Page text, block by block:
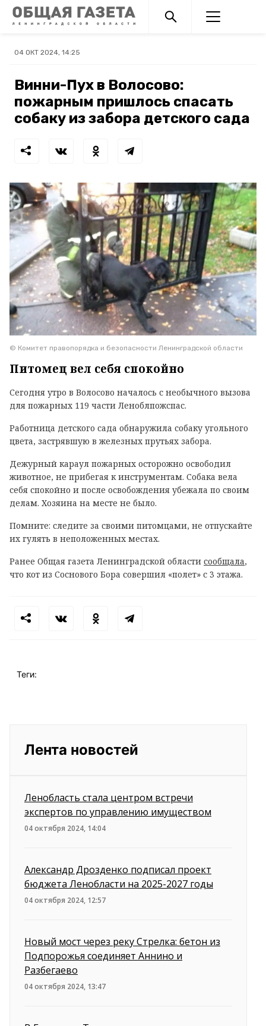
04 ОКТ 2024, 14:25
Винни-Пух в Волосово:
пожарным пришлось спасать
собаку из забора детского сада
© Комитет правопорядка и безопасности Ленинградской области
Питомец вел себя спокойно
Сегодня утро в Волосово началось с необычного вызова
для пожарных 119 части Леноблпожспас.
Работница детского сада обнаружила собаку угольного
цвета, застрявшую в железных прутьях забора.
Дежурный караул пожарных осторожно освободил
животное, не прибегая к инструментам. Собака вела
себя спокойно и после освобождения убежала по своим
делам. Хозяина на месте не было.
Помните: следите за своими питомцами, не отпускайте
их гулять в неположенных местах.
Ранее Общая газета Ленинградской области сообщала,
что кот из Соснового Бора совершил «полет» с 3 этажа.
Теги:
Лента новостей
Ленобласть стала центром встречи
экспертов по управлению имуществом
04 октября 2024, 14:04
Александр Дрозденко подписал проект
бюджета Ленобласти на 2025-2027 годы
04 октября 2024, 12:57
Новый мост через реку Стрелка: бетон из
Подпорожья соединяет Аннино и
Разбегаево
04 октября 2024, 13:47